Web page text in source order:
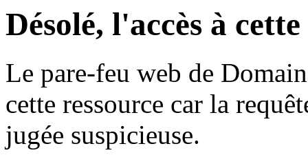
Désolé, l'accès à
Le pare-feu web de
cette ressource car la
jugée suspicieuse.